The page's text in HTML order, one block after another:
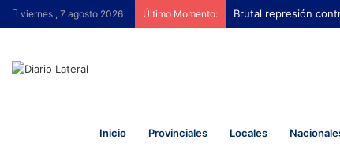
viernes , 7 agosto 2026 Último Momento: Brutal represión
Inicio Provinciales Locales